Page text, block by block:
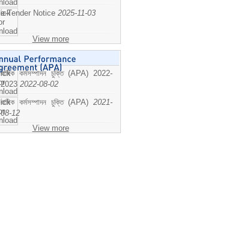
e-Tender Notice 2025-11-03
View more
বাষিক কর্মসম্পাদন চুক্তি (APA) 2022-
2023 2022-08-02
বাষিক কর্মসম্পাদন চুক্তি (APA) 2021-
08-12
View more